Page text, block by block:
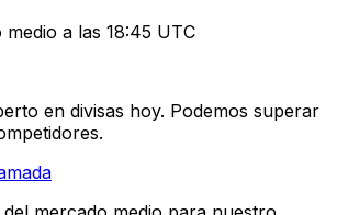
medio a las 18:45 UTC
en divisas hoy. Podemos superar